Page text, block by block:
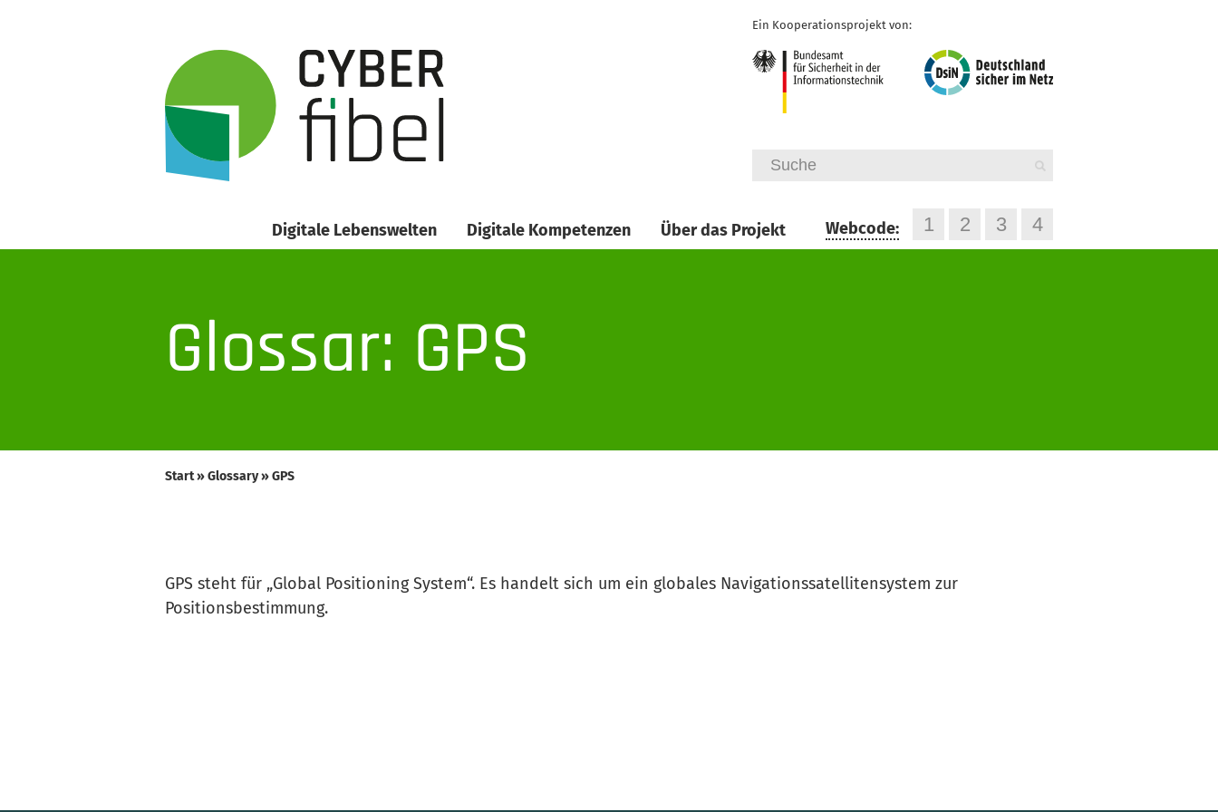
Ein Kooperationsprojekt von:
Digitale Lebenswelten Digitale Kompetenzen Über das Projekt Webcode:
Glossar: GPS
Start»Glossary»GPS
GPS steht für „Global Positioning System“. Es handelt sich um ein globales Navigationssatellitensystem zur
Positionsbestimmung.